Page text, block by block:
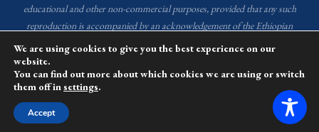
educational and other non-commercial purposes, provided that any such
reproduction is accompanied by an acknowledgement of the Ethiopian
Human Rights Commission (EHRC). Source of images used in the content
of this website: EHRC Media and Communications Department Archive
and Creative Common License.
This website is managed by the Media and Communications team of the
Ethiopian Human Rights Commission (EHRC).
We are using cookies to give you the best experience on our
website.
You can find out more about which cookies we are using or switch
them off insettings.
Accept